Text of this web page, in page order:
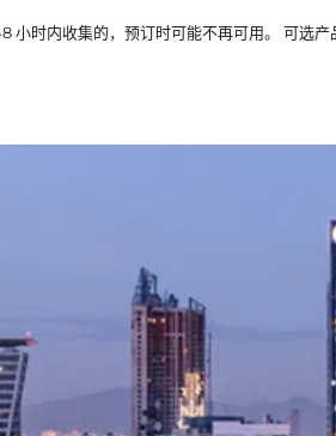
小时内收集的，预订时可能不再可用。 可选产